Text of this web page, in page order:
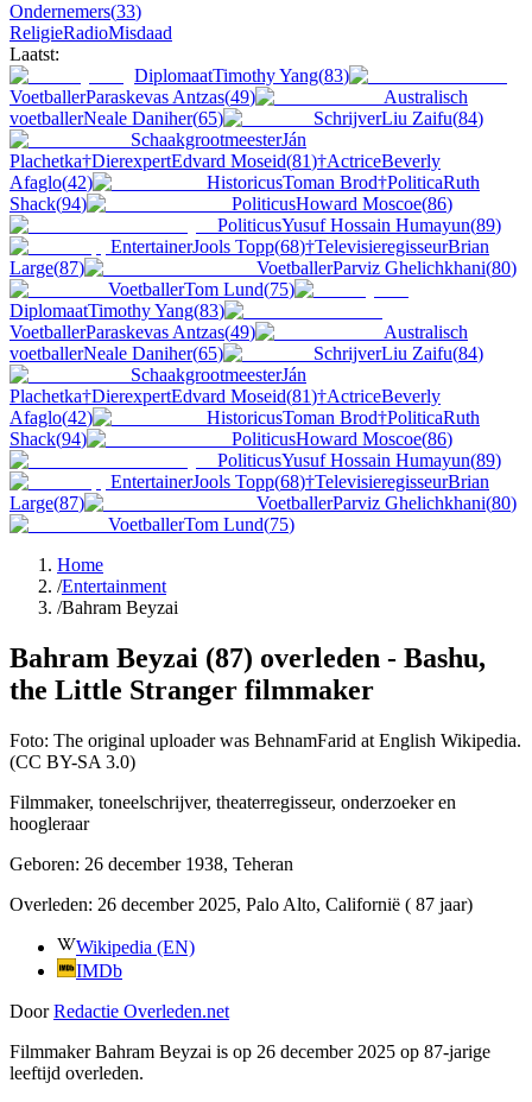
Ondernemers(33)
ReligieRadioMisdaad
Laatst:
DiplomaatTimothy Yang(83)
VoetballerParaskevas Antzas(49)
Australisch
voetballerNeale Daniher(65) SchrijverLiu Zaifu(84)
SchaakgrootmeesterJán
Plachetka†DierexpertEdvard Moseid(81)†ActriceBeverly
Afaglo(42) HistoricusToman Brod†PoliticaRuth
Shack(94) PoliticusHoward Moscoe(86)
PoliticusYusuf Hossain Humayun(89)
EntertainerJools Topp(68)†TelevisieregisseurBrian
Large(87) VoetballerParviz Ghelichkhani(80)
VoetballerTom Lund(75)
DiplomaatTimothy Yang(83)
VoetballerParaskevas Antzas(49)
Australisch
voetballerNeale Daniher(65) SchrijverLiu Zaifu(84)
SchaakgrootmeesterJán
Plachetka†DierexpertEdvard Moseid(81)†ActriceBeverly
Afaglo(42) HistoricusToman Brod†PoliticaRuth
Shack(94) PoliticusHoward Moscoe(86)
PoliticusYusuf Hossain Humayun(89)
EntertainerJools Topp(68)†TelevisieregisseurBrian
Large(87) VoetballerParviz Ghelichkhani(80)
VoetballerTom Lund(75)
Home
/Entertainment
/Bahram Beyzai
Bahram Beyzai (87) overleden - Bashu,
the Little Stranger filmmaker
Foto: The original uploader was BehnamFarid at English Wikipedia.
(CC BY-SA 3.0)
Filmmaker, toneelschrijver, theaterregisseur, onderzoeker en
hoogleraar
Geboren: 26 december 1938, Teheran
Overleden: 26 december 2025, Palo Alto, Californië ( 87 jaar)
Wikipedia (EN)
IMDb
Door Redactie Overleden.net
Filmmaker Bahram Beyzai is op 26 december 2025 op 87-jarige
leeftijd overleden.